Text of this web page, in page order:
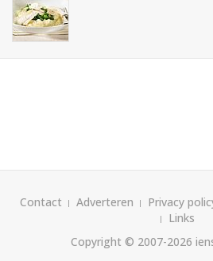
Contact Adverteren Privacy
Links
Copyright © 2007-2026